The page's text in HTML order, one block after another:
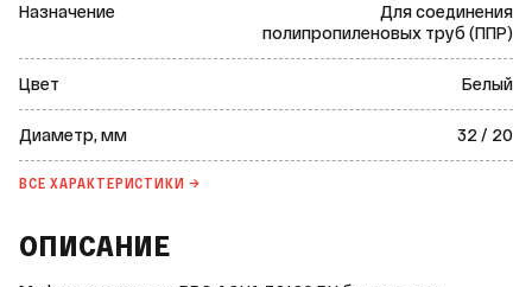
Назначение
Для соединения
полипропиленовых труб (ППР)
Цвет Белый
Диаметр, мм 32 / 20
ВСЕ ХАРАКТЕРИСТИКИ →
ОПИСАНИЕ